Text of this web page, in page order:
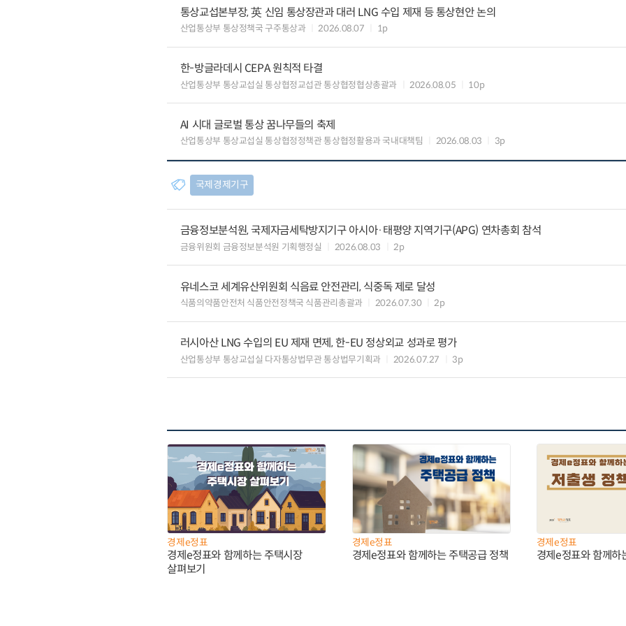
통상교섭본부장, 英 신임 통상장관과 대러 LNG 수입 제재 등 통상현안 논의
산업통상부 통상정책국 구주통상과 2026.08.07 1p
한-방글라데시 CEPA 원칙적 타결
산업통상부 통상교섭실 통상협정교섭관 통상협정협상총괄과 2026.08.05 10p
AI 시대 글로벌 통상 꿈나무들의 축제
산업통상부 통상교섭실 통상협정정책관 통상협정활용과 국내대책팀 2026.08.03 3p
국제경제기구
금융정보분석원, 국제자금세탁방지기구 아시아·태평양 지역기구(APG) 연차총회 참석
금융위원회 금융정보분석원 기획행정실 2026.08.03 2p
유네스코 세계유산위원회 식음료 안전관리, 식중독 제로 달성
식품의약품안전처 식품안전정책국 식품관리총괄과 2026.07.30 2p
러시아산 LNG 수입의 EU 제재 면제, 한-EU 정상외교 성과로 평가
산업통상부 통상교섭실 다자통상법무관 통상법무기획과 2026.07.27 3p
경제e정표
경제e정표와 함께하는 주택시장
살펴보기
경제e정표
경제e정표와 함께하는 주택공급 정책
경제e정표
경제e정표와 함께하